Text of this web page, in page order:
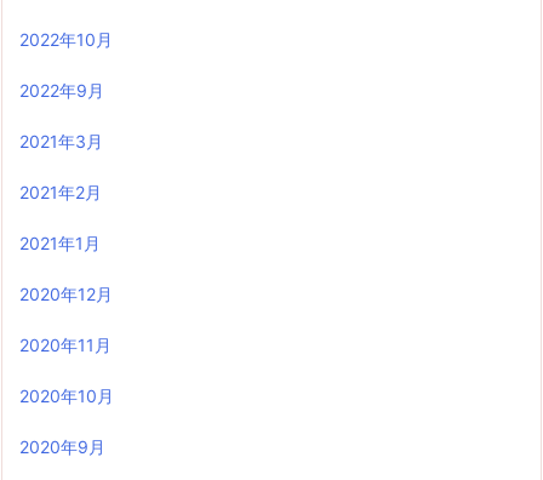
2022年10月
2022年9月
2021年3月
2021年2月
2021年1月
2020年12月
2020年11月
2020年10月
2020年9月